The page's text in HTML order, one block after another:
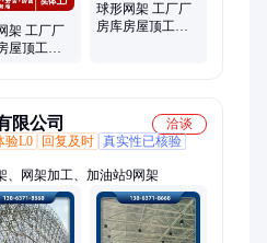
架 工厂厂
屋顶工程
球形网架 工厂厂
房库房屋顶工程
限公司
洽谈
验L0 回复及时 真实性已核验
、网架加工、加油站9网架